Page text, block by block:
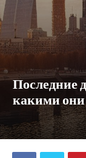
Последние
какими они